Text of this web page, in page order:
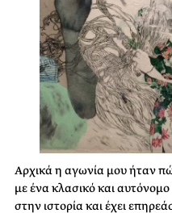
Αρχικά η αγωνία μου ήταν
με ένα κλασικό και
στην ιστορία και έχει